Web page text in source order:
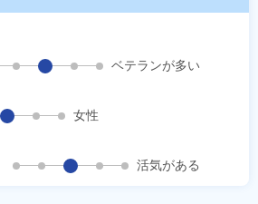
ベテランが多い
女性
活気がある